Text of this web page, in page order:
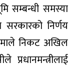
सम्बन्धी समस्या
निर्णय
निकट अखिल